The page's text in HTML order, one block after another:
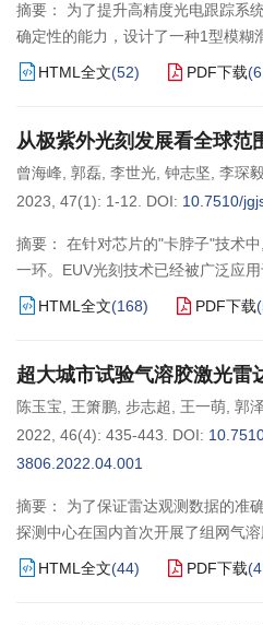
摘要： 为了提升高精度光电跟踪系
确定性的能力，设计了一种1型模糊
HTML全文(52) PDF下载(
从极紫外光刻发展看全球范
曾海峰 郭磊 李世光 钟志坚 李琛
2023, 47(1): 1-12.
DOI: 10.7510/
摘要： 在针对芯片的"卡脖子"技术
一环。EUV光刻技术已经被广泛应
HTML全文(168) PDF下载(
超大城市试验气溶胶激光雷
陈玉宝 王箫鹏 步志超 王一萌 郭
2022, 46(4): 435-443.
DOI:
3806.2022.04.001
摘要： 为了保证雷达观测数据的准
探测中心在国内首次开展了组网气
HTML全文(44) PDF下载(